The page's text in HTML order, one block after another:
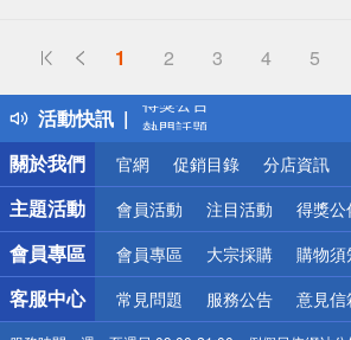
1 2 3 4 5
活動快訊
詐騙網頁！請小心！
得獎公告
熱門話題
銀行優惠
偏遠地區配送
詐騙網頁！請小心！
關於我們
官網 促銷目錄 分店資訊
主題活動 會員活動 注目活動 得獎公
會員專區 會員專區 大宗採購 購物須
客服中心 常見問題 服務公告 意見信